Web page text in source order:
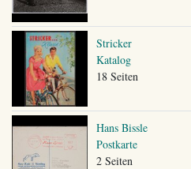
Stricker
Katalog
18 Seiten
Hans Bissle
Postkarte
2 Seiten